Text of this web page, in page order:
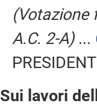
(Votazione
A.C. 2-A)...
Sui lavori